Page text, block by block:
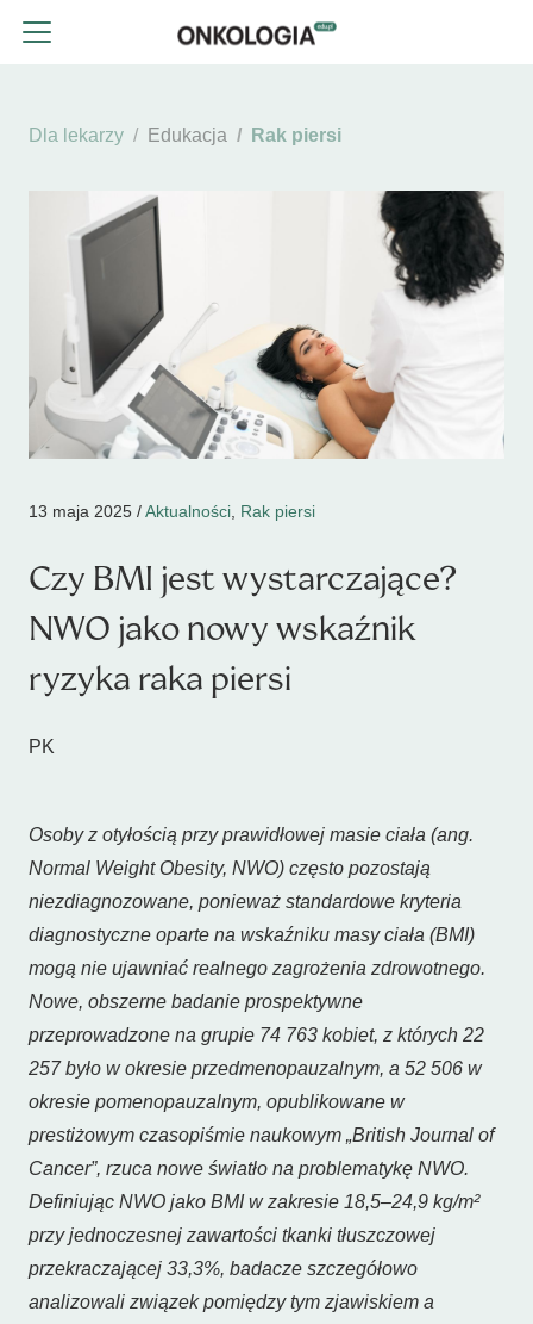
Dla lekarzy Edukacja Rak piersi
13 maja 2025 /Aktualności Rak piersi
Czy BMI jest wystarczające?
NWO jako nowy wskaźnik
ryzyka raka piersi
PK
Osoby z otyłością przy prawidłowej masie ciała (ang.
Normal Weight Obesity, NWO) często pozostają
niezdiagnozowane, ponieważ standardowe kryteria
diagnostyczne oparte na wskaźniku masy ciała (BMI)
mogą nie ujawniać realnego zagrożenia zdrowotnego.
Nowe, obszerne badanie prospektywne
przeprowadzone na grupie 74 763 kobiet, z których 22
257 było w okresie przedmenopauzalnym, a 52 506 w
okresie pomenopauzalnym, opublikowane w
prestiżowym czasopiśmie naukowym „British Journal of
Cancer”, rzuca nowe światło na problematykę NWO.
Definiując NWO jako BMI w zakresie 18,5–24,9 kg/m²
przy jednoczesnej zawartości tkanki tłuszczowej
przekraczającej 33,3%, badacze szczegółowo
analizowali związek pomiędzy tym zjawiskiem a